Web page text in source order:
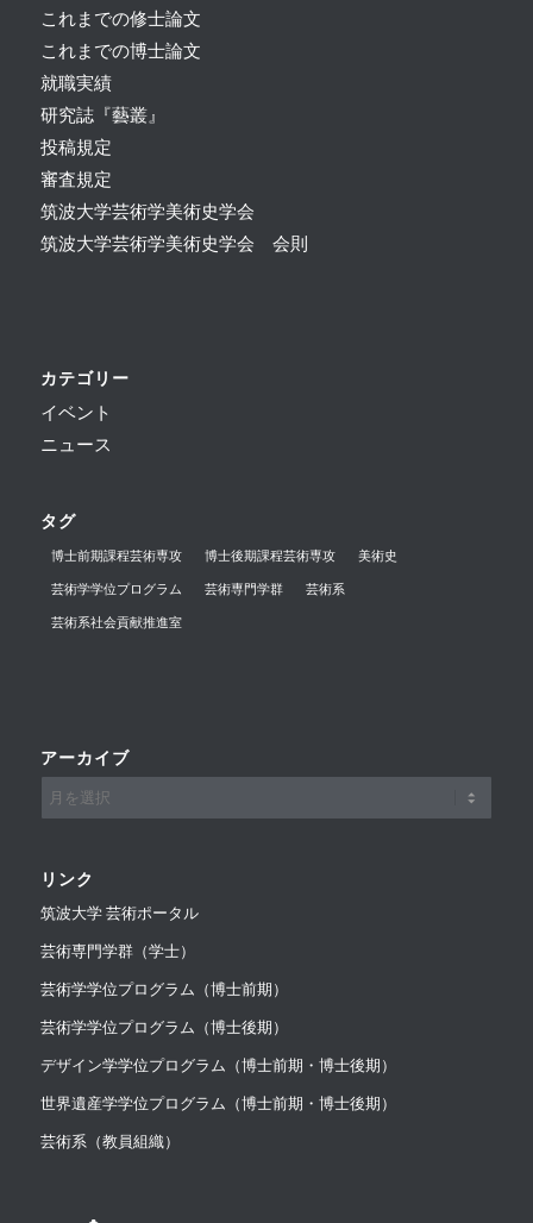
これまでの修士論文
これまでの博士論文
就職実績
研究誌『藝叢』
投稿規定
審査規定
筑波大学芸術学美術史学会
筑波大学芸術学美術史学会 会則
カテゴリー
イベント
ニュース
タグ
博士前期課程芸術専攻 博士後期課程芸術専攻
美術史
芸術学学位プログラム
芸術専門学群
芸術系
芸術系社会貢献推進室
アーカイブ
リンク
筑波大学 芸術ポータル
芸術専門学群（学士）
芸術学学位プログラム（博士前期）
芸術学学位プログラム（博士後期）
デザイン学学位プログラム（博士前期・博士後期）
世界遺産学学位プログラム（博士前期・博士後期）
芸術系（教員組織）